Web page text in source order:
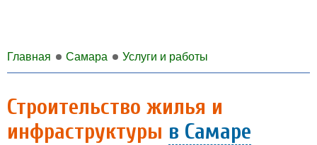
Главная Самара Услуги и работы
Строительство жилья и
инфраструктуры в Самаре